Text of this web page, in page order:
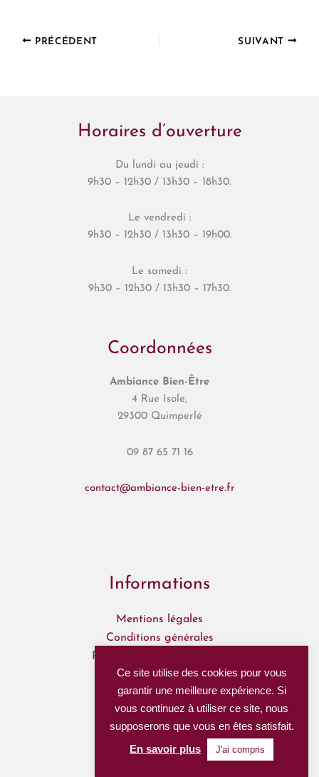
PRÉCÉDENT SUIVANT
Horaires d’ouverture
Du lundi au jeudi :
9h30 – 12h30 / 13h30 – 18h30.
Le vendredi :
9h30 – 12h30 / 13h30 – 19h00.
Le samedi :
9h30 – 12h30 / 13h30 – 17h30.
Coordonnées
Ambiance Bien-Être
4 Rue Isole,
29300 Quimperlé
09 87 65 71 16
contact@ambiance-bien-etre.fr
Informations
Mentions légales
Conditions générales
Politique de confidentialité
Mon Compte
Mes commandes
Nous suivre
Ce site utilise des cookies pour vous
garantir une meilleure expérience. Si
vous continuez à utiliser ce site, nous
supposerons que vous en êtes satisfait.
En savoir plus
J'ai compris